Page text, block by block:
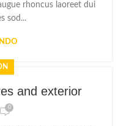
rhoncus laoreet dui
sod...
and exterior
0